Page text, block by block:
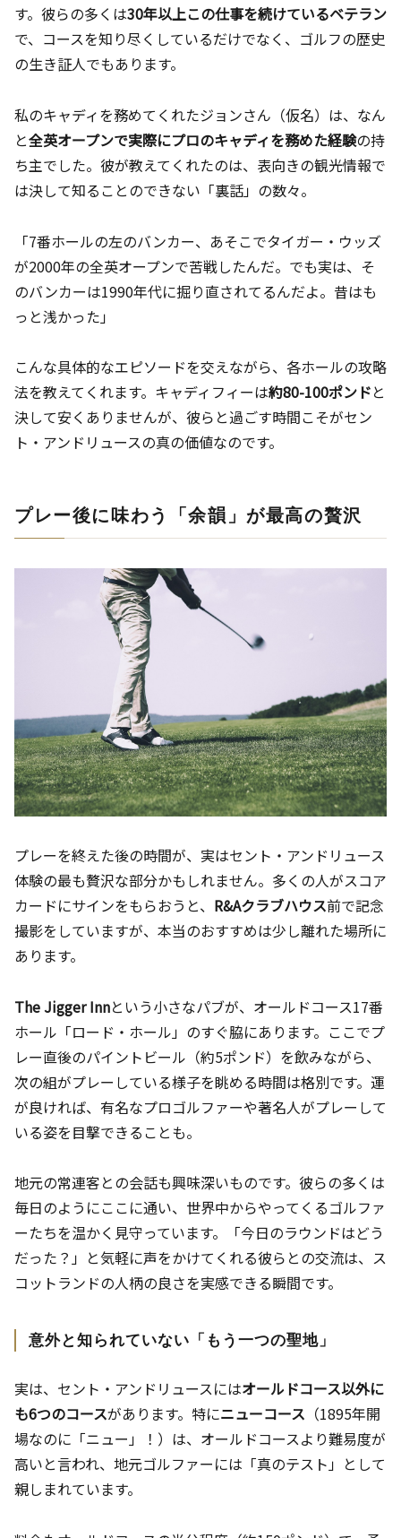
す。彼らの多くは30年以上この仕事を続けているベテラン
で、コースを知り尽くしているだけでなく、ゴルフの歴史
の生き証人でもあります。
私のキャディを務めてくれたジョンさん（仮名）は、なん
と全英オープンで実際にプロのキャディを務めた経験の持
ち主でした。彼が教えてくれたのは、表向きの観光情報で
は決して知ることのできない「裏話」の数々。
「7番ホールの左のバンカー、あそこでタイガー・ウッズ
が2000年の全英オープンで苦戦したんだ。でも実は、そ
のバンカーは1990年代に掘り直されてるんだよ。昔はも
っと浅かった」
こんな具体的なエピソードを交えながら、各ホールの攻略
法を教えてくれます。キャディフィーは約80-100ポンドと
決して安くありませんが、彼らと過ごす時間こそがセン
ト・アンドリュースの真の価値なのです。
プレー後に味わう「余韻」が最高の贅沢
プレーを終えた後の時間が、実はセント・アンドリュース
体験の最も贅沢な部分かもしれません。多くの人がスコア
カードにサインをもらおうと、 R&Aクラブハウス前で記念
撮影をしていますが、本当のおすすめは少し離れた場所に
あります。
The Jigger Innという小さなパブが、オールドコース17番
ホール「ロード・ホール」のすぐ脇にあります。ここでプ
レー直後のパイントビール（約5ポンド）を飲みながら、
次の組がプレーしている様子を眺める時間は格別です。運
が良ければ、有名なプロゴルファーや著名人がプレーして
いる姿を目撃できることも。
地元の常連客との会話も興味深いものです。彼らの多くは
毎日のようにここに通い、世界中からやってくるゴルファ
ーたちを温かく見守っています。「今日のラウンドはどう
だった？」と気軽に声をかけてくれる彼らとの交流は、ス
コットランドの人柄の良さを実感できる瞬間です。
意外と知られていない「もう一つの聖地」
実は、セント・アンドリュースにはオールドコース以外に
も6つのコースがあります。特にニューコース （1895年開
場なのに「ニュー」！）は、オールドコースより難易度が
高いと言われ、地元ゴルファーには「真のテスト」として
親しまれています。